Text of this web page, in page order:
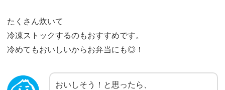
たくさん炊いて
冷凍ストックするのもおすすめです。
冷めてもおいしいからお弁当にも◎！
おいしそう！と思ったら、